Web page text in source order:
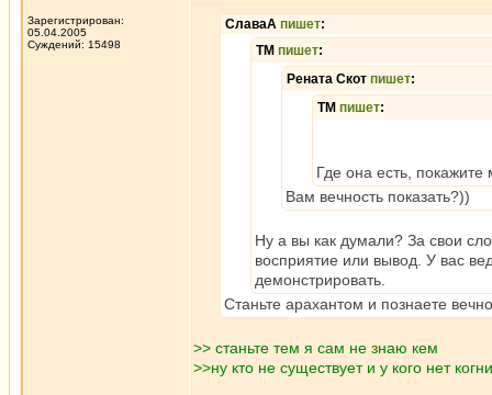
Зарегистрирован:
05.04.2005
Суждений: 15498
СлаваА пишет:
ТМ пишет:
Рената Скот пишет:
ТМ пишет:
Где она есть,
Вам вечность показать?))
Ну а вы как думали? За свои
восприятие или вывод. У вас
демонстрировать.
Станьте арахантом и познаете
>> станьте тем я сам не знаю кем
>>ну кто не существует и у кого нет